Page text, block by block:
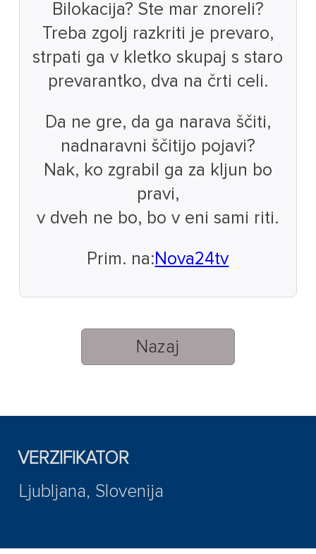
Bilokacija? Ste mar znoreli?
Treba zgolj razkriti je prevaro,
strpati ga v kletko skupaj s staro
prevarantko, dva na črti celi.
Da ne gre, da ga narava ščiti,
nadnaravni ščitijo pojavi?
Nak, ko zgrabil ga za kljun bo
pravi,
v dveh ne bo, bo v eni sami riti.
Prim. na: Nova24tv
Nazaj
VERZIFIKATOR
Ljubljana, Slovenija